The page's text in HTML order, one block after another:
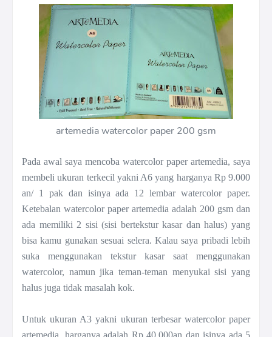
artemedia watercolor paper 200 gsm
Pada awal saya mencoba watercolor paper artemedia, saya
membeli ukuran terkecil yakni A6 yang harganya Rp 9.000
an/ 1 pak dan isinya ada 12 lembar watercolor paper.
Ketebalan watercolor paper artemedia adalah 200 gsm dan
ada memiliki 2 sisi (sisi bertekstur kasar dan halus) yang
bisa kamu gunakan sesuai selera. Kalau saya pribadi lebih
suka menggunakan tekstur kasar saat menggunakan
watercolor, namun jika teman-teman menyukai sisi yang
halus juga tidak masalah kok.
Untuk ukuran A3 yakni ukuran terbesar watercolor paper
artemedia, harganya adalah Rp 40.000an dan isinya ada 5